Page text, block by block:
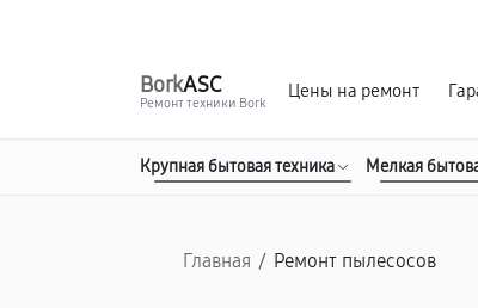
BorkASC
Ремонт техники Bork
Цены на ремонт
Крупная бытовая техника Мелкая
Главная / Ремонт пылесосов